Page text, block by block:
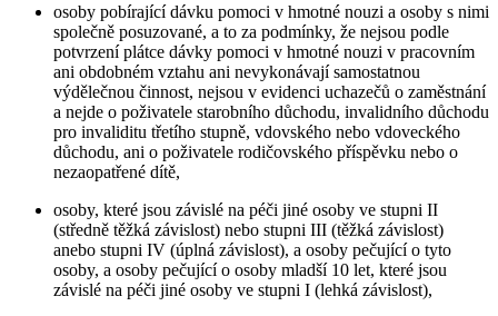
osoby pobírající dávku pomoci v hmotné nouzi a osoby s nimi
společně posuzované, a to za podmínky, že nejsou podle
potvrzení plátce dávky pomoci v hmotné nouzi v pracovním
ani obdobném vztahu ani nevykonávají samostatnou
výdělečnou činnost, nejsou v evidenci uchazečů o zaměstnání
a nejde o poživatele starobního důchodu, invalidního důchodu
pro invaliditu třetího stupně, vdovského nebo vdoveckého
důchodu, ani o poživatele rodičovského příspěvku nebo o
nezaopatřené dítě,
osoby, které jsou závislé na péči jiné osoby ve stupni II
(středně těžká závislost) nebo stupni III (těžká závislost)
anebo stupni IV (úplná závislost), a osoby pečující o tyto
osoby, a osoby pečující o osoby mladší 10 let, které jsou
závislé na péči jiné osoby ve stupni I (lehká závislost),